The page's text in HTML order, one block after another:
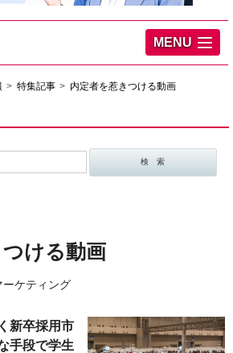
MENU
特集記事 内定者を惹きつける動画
ける動画
ケティング
新卒採用市
手段で学生